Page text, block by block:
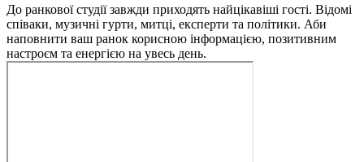
До ранкової студії завжди приходять найцікавіші гості. Відомі
співаки, музичні гурти, митці, експерти та політики. Аби
наповнити ваш ранок корисною інформацією, позитивним
настроєм та енергією на увесь день.